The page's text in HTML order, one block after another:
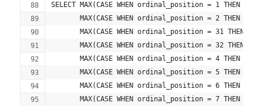
SELECT MAX(CASE WHEN ordinal_position = 1 THEN
MAX(CASE WHEN ordinal_position = 2 THEN
MAX(CASE WHEN ordinal_position = 31 THEN
MAX(CASE WHEN ordinal_position = 32 THEN
MAX(CASE WHEN ordinal_position = 4 THEN
MAX(CASE WHEN ordinal_position = 5 THEN
MAX(CASE WHEN ordinal_position = 6 THEN
MAX(CASE WHEN ordinal_position = 7 THEN